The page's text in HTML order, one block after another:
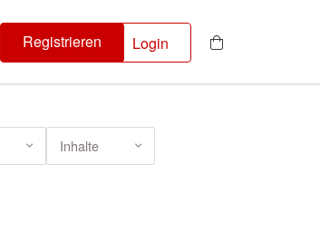
Registrieren Login
Inhalte